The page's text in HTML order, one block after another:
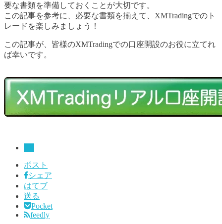
要な書類を準備しておくことが大切です。
この記事を参考に、必要な書類を揃えて、XMTradingでのト
レードを楽しみましょう！
この記事が、皆様のXMTradingでの口座開設のお役に立てれ
ば幸いです。
ポスト
シェア
はてブ
送る
Pocket
feedly